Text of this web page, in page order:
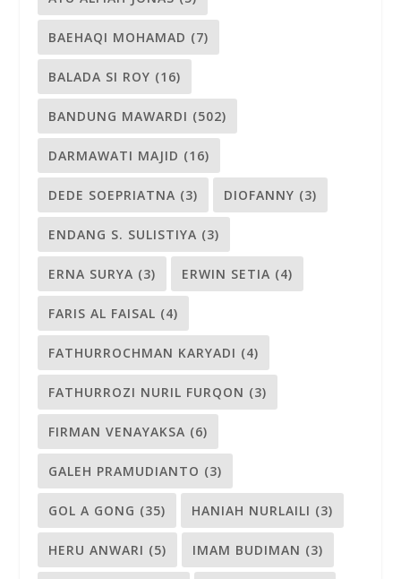
BAEHAQI MOHAMAD (7)
BALADA SI ROY (16)
BANDUNG MAWARDI (502)
DARMAWATI MAJID (16)
DEDE SOEPRIATNA (3) DIOFANNY (3)
ENDANG S. SULISTIYA (3)
ERNA SURYA (3) ERWIN SETIA (4)
FARIS AL FAISAL (4)
FATHURROCHMAN KARYADI (4)
FATHURROZI NURIL FURQON (3)
FIRMAN VENAYAKSA (6)
GALEH PRAMUDIANTO (3)
GOL A GONG (35) HANIAH NURLAILI (3)
HERU ANWARI (5) IMAM BUDIMAN (3)